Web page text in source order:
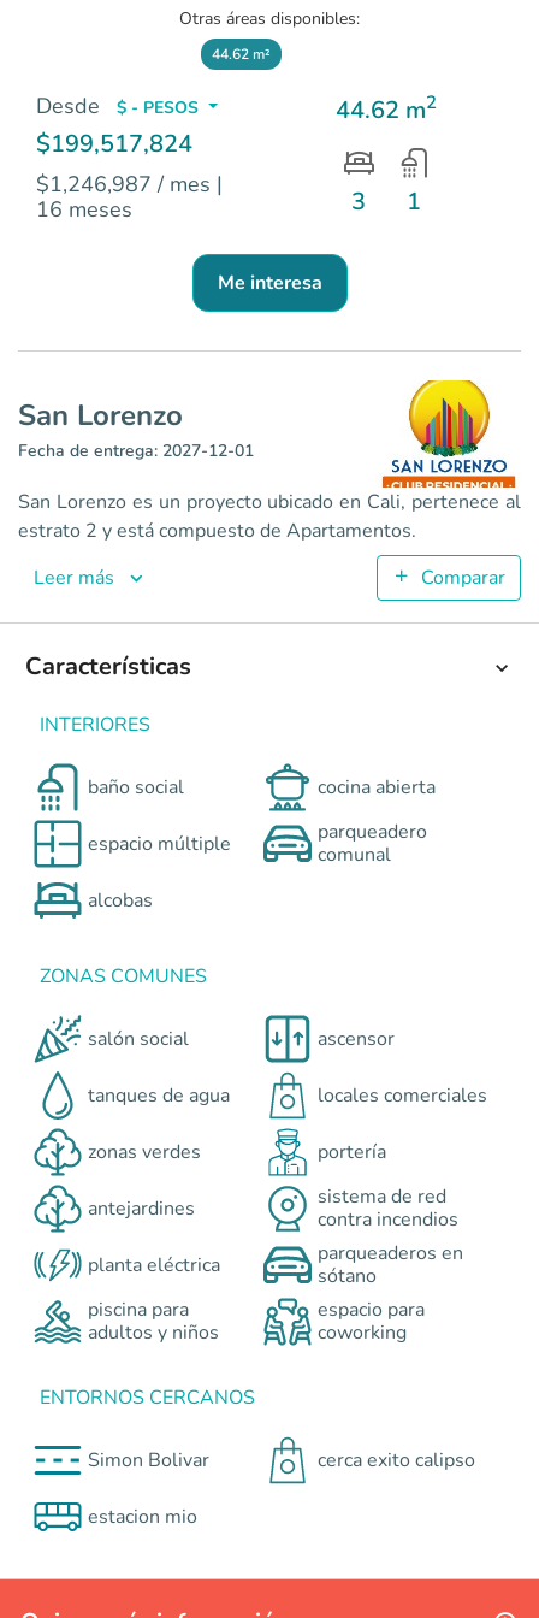
San Lorenzo
Apartamentos en Cali - Poblado 1 <p>Ingresos
44.62
1
ColombiaCali
Otras áreas disponibles:
44.62 m²
Desde $ - PESOS
$199,517,824
$1,246,987 / mes |
16 meses
44.62 m2
3 1
Me interesa
San Lorenzo
Fecha de entrega: 2027-12-01
San Lorenzo es un proyecto ubicado en Cali, pertenece al
estrato 2 y está compuesto de Apartamentos.
Leer más
Comparar
Características
INTERIORES
baño social cocina abierta
espacio múltiple
parqueadero
comunal
alcobas
ZONAS COMUNES
salón social ascensor
tanques de agua locales comerciales
zonas verdes portería
antejardines
sistema de red
contra incendios
planta eléctrica
parqueaderos en
sótano
piscina para
adultos y niños
espacio para
coworking
ENTORNOS CERCANOS
Simon Bolivar cerca exito calipso
estacion mio